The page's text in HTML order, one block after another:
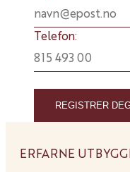
Telefon:
REGISTRER
ERFARNE